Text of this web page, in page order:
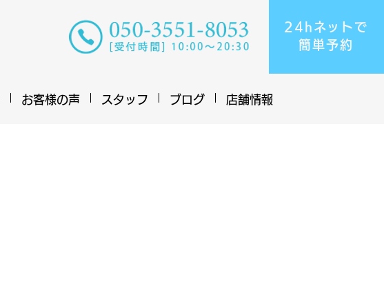
24hネットで
​簡単予約
お客様の声 スタッフ ブログ 店舗情報